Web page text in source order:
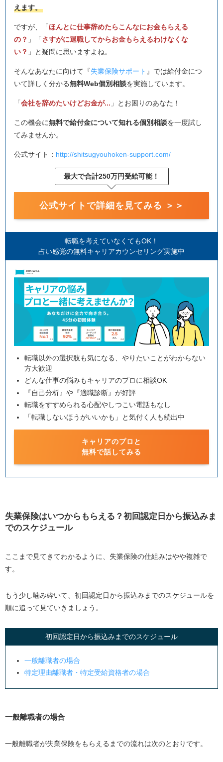
えます。
ですが、「ほんとに仕事辞めたらこんなにお金もらえる
の？ 」「さすがに退職してからお金もらえるわけなくな
い？ 」と疑問に思いますよね。
そんなあなたに向けて『失業保険サポート 』では給付金につ
いて詳しく分かる無料Web個別相談を実施しています。
「会社を辞めたいけどお金が... 」とお困りのあなた！
この機会に無料で給付金について知れる個別相談を一度試し
てみませんか。
公式サイト： http://shitsugyouhoken-support.com/
最大で合計250万円受給可能！
公式サイトで詳細を見てみる ＞＞
転職を考えていなくてもOK！
占い感覚の無料キャリアカウンセリング実施中
転職以外の選択肢も気になる、やりたいことがわからない
方大歓迎
どんな仕事の悩みもキャリアのプロに相談OK
『自己分析』や『適職診断』が好評
転職をすすめられる心配やしつこい電話もなし
「転職しないほうがいいかも」と気付く人も続出中
キャリアのプロと
無料で話してみる
失業保険はいつからもらえる？初回認定日から振込みま
でのスケジュール
ここまで見てきてわかるように、失業保険の仕組みはやや複雑で
す。
もう少し噛み砕いて、初回認定日から振込みまでのスケジュールを
順に追って見ていきましょう。
初回認定日から振込みまでのスケジュール
一般離職者の場合
特定理由離職者・特定受給資格者の場合
一般離職者の場合
一般離職者が失業保険をもらえるまでの流れは次のとおりです。